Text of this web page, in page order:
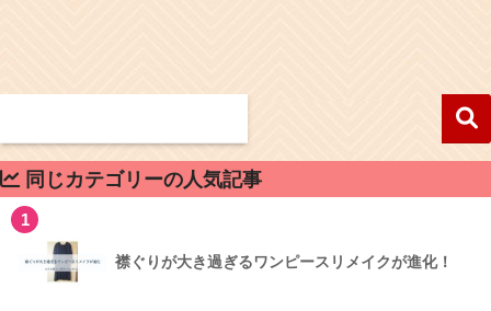
同じカテゴリーの人気記事
1
襟ぐりが大き過ぎるワンピースリメイクが進化！